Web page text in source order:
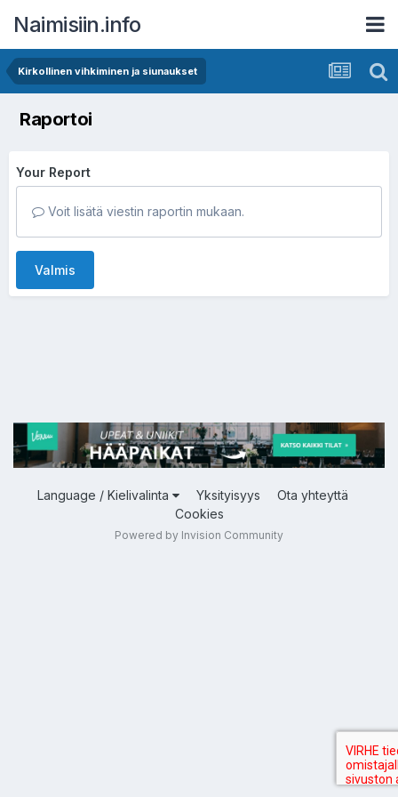
Naimisiin.info
Kirkollinen vihkiminen ja siunaukset
Raportoi
Your Report
Voit lisätä viestin raportin mukaan.
Valmis
Language / Kielivalinta Yksityisyys
Ota yhteyttä
Cookies
Powered by Invision Community